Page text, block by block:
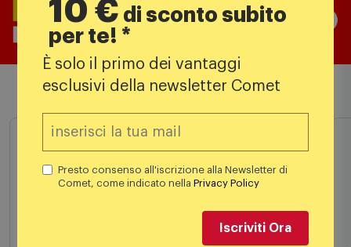
Prodotti simili
10 € di sconto subito
per te! *
È solo il primo dei vantaggi
esclusivi della newsletter Comet
Presto consenso all'iscrizione alla Newsletter di
Comet, come indicato nellaPrivacy Policy
Iscriviti Ora